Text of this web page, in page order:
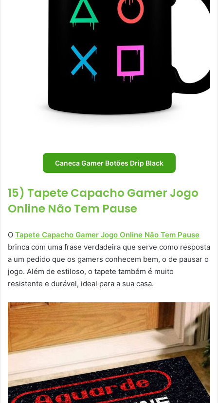
Caneca Gamer Botões Drip Black
15) Tapete Capacho Gamer Jogo
Online Não Tem Pause
O Tapete Capacho Gamer Jogo Online Não Tem Pause
brinca com uma frase verdadeira que serve como resposta
a um pedido que os gamers conhecem bem, o de pausar o
jogo. Além de estiloso, o tapete também é muito
resistente e durável, ideal para a sua casa.